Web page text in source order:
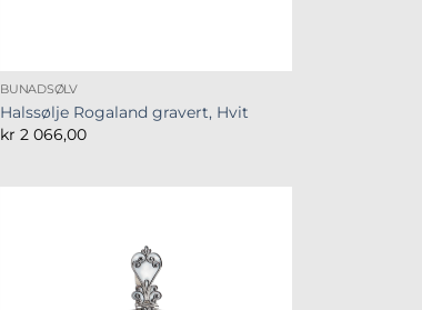
BUNADSØLV
Halssølje Rogaland gravert, Hvit
kr 2 066,00